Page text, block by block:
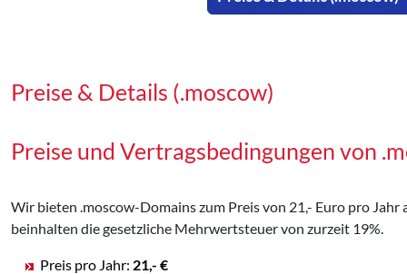
Preise & Details (.moscow)
Preise und Vertragsbedingungen von
Wir bieten .moscow-Domains zum Preis von 21,- Euro pro
beinhalten die gesetzliche Mehrwertsteuer von zurzeit 19%.
Preis pro Jahr: 21,- €